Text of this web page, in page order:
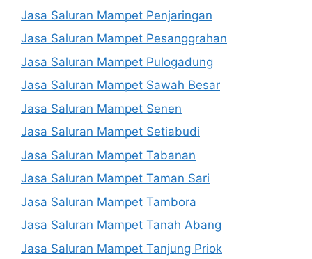
Jasa Saluran Mampet Penjaringan
Jasa Saluran Mampet Pesanggrahan
Jasa Saluran Mampet Pulogadung
Jasa Saluran Mampet Sawah Besar
Jasa Saluran Mampet Senen
Jasa Saluran Mampet Setiabudi
Jasa Saluran Mampet Tabanan
Jasa Saluran Mampet Taman Sari
Jasa Saluran Mampet Tambora
Jasa Saluran Mampet Tanah Abang
Jasa Saluran Mampet Tanjung Priok